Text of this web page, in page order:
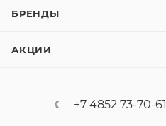
БРЕНДЫ
АКЦИИ
+7 4852 73-70-61